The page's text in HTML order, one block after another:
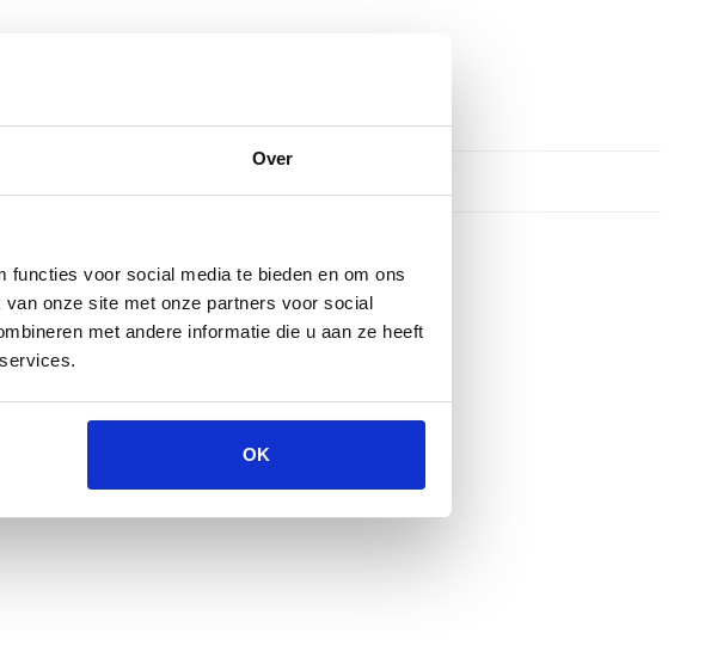
Over
voor social media te bieden en om ons
onze site met onze partners voor social
met andere informatie die u aan ze heeft
OK
is